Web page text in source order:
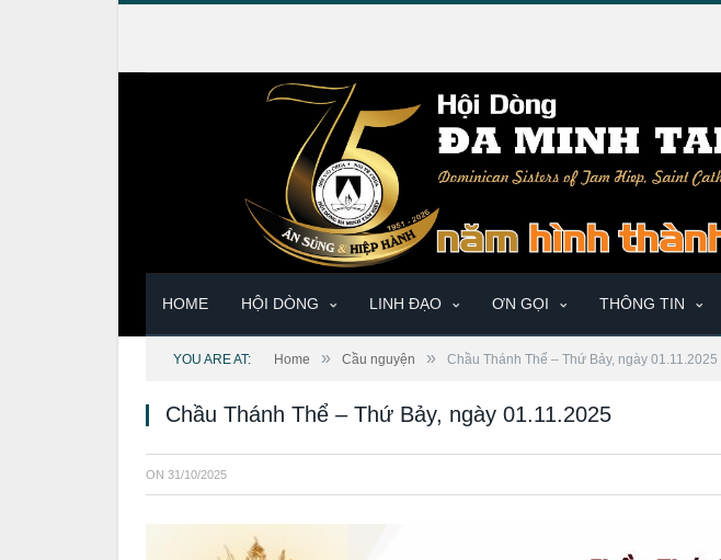
HOME HỘI DÒNG LINH ĐẠO ƠN GỌI THÔNG TIN
YOU ARE AT: Home » Cầu nguyện » Chầu Thánh Thể – Thứ Bảy, ngày 01.11.2025
Chầu Thánh Thể – Thứ Bảy, ngày 01.11.2025
ON 31/10/2025